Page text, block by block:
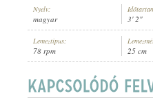
KIRÁLY ERNŐ ,FARKAS
Nyelv:
magyar 3' 2"
Lemeztípus:
78 rpm 25 cm